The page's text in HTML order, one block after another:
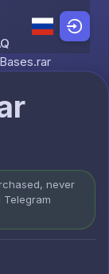
never